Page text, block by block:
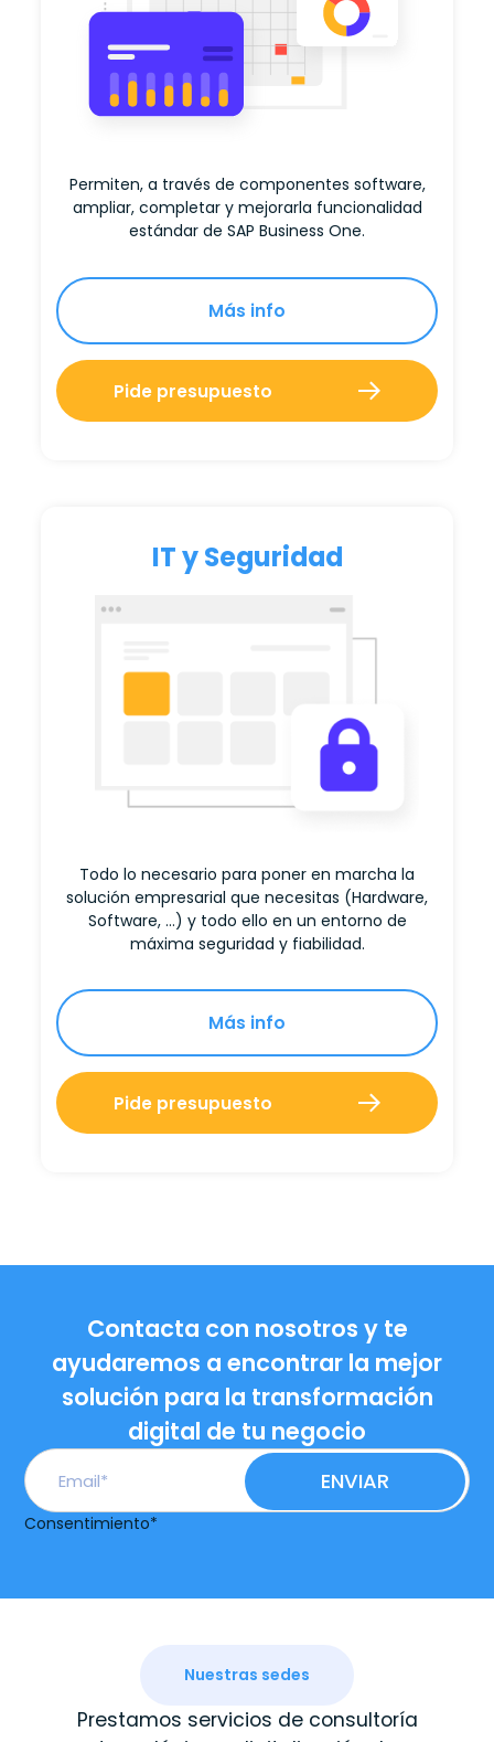
Permiten, a través de componentes software,
ampliar, completar y mejorarla funcionalidad
estándar de SAP Business One.
Más info
Pide presupuesto
IT y Seguridad
Todo lo necesario para poner en marcha la
solución empresarial que necesitas (Hardware,
Software, …) y todo ello en un entorno de
máxima seguridad y fiabilidad.
Más info
Pide presupuesto
Contacta con nosotros y te
ayudaremos a encontrar la mejor
solución para la transformación
digital de tu negocio
Consentimiento*
Nuestras sedes
Prestamos servicios de consultoría